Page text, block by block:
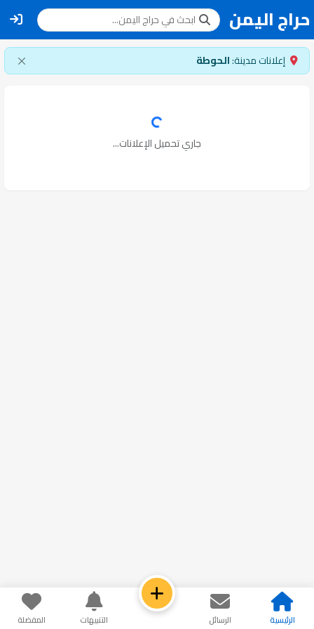
حراج اليمن
إعلانات مدينة:الحوطة
جاري تحميل الإعلانات...
الرئيسية الرسائل التنبيهات المفضلة